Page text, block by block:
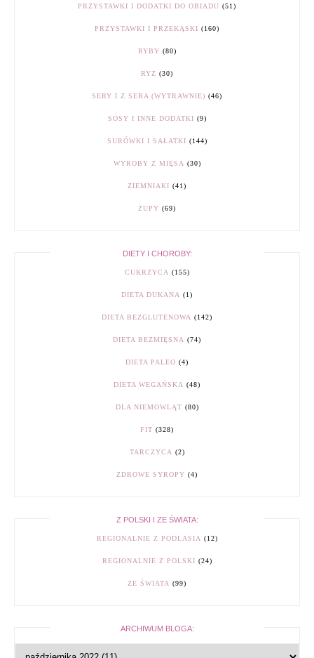
PRZYSTAWKI I DODATKI DO OBIADU (51)
PRZYSTAWKI I PRZEKĄSKI (160)
RYBY (80)
RYŻ (30)
SERY I Z SERA (WYTRAWNIE) (46)
SOSY I INNE DODATKI (9)
SURÓWKI I SAŁATKI (144)
WYROBY Z MIĘSA (30)
ZIEMNIAKI (41)
ZUPY (69)
DIETY I CHOROBY:
CUKRZYCA (155)
DIETA DUKANA (1)
DIETA BEZGLUTENOWA (142)
DIETA BEZMIĘSNA (74)
DIETA PALEO (4)
DIETA WEGAŃSKA (48)
DLA NIEMOWLĄT (80)
FIT (328)
TARCZYCA (2)
ZDROWE SYROPY (4)
Z POLSKI I ZE ŚWIATA:
REGIONALNIE Z PODLASIA (12)
REGIONALNIE Z POLSKI (24)
ZE ŚWIATA (99)
ARCHIWUM BLOGA: